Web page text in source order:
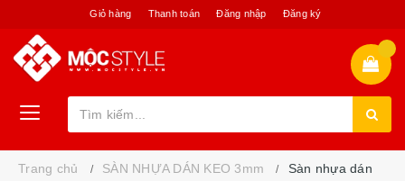
Giỏ hàng Thanh toán Đăng nhập Đăng ký
Trang chủ SÀN NHỰA DÁN KEO 3mm
Sàn nhựa dán